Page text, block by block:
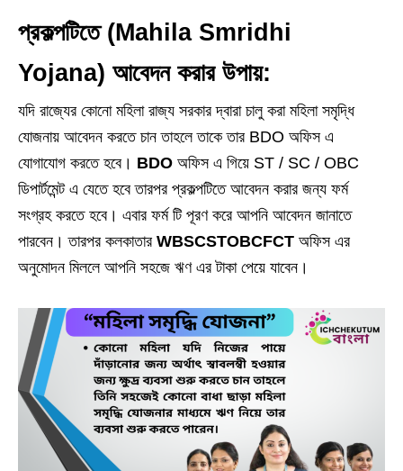
প্রকল্পটিতে (Mahila Smridhi
Yojana) আবেদন করার উপায়:
যদি রাজ্যের কোনো মহিলা রাজ্য সরকার দ্বারা চালু করা মহিলা সমৃদ্ধি
যোজনায় আবেদন করতে চান তাহলে তাকে তার BDO অফিস এ
যোগাযোগ করতে হবে। BDO অফিস এ গিয়ে ST / SC / OBC
ডিপার্টমেন্ট এ যেতে হবে তারপর প্রকল্পটিতে আবেদন করার জন্য ফর্ম
সংগ্রহ করতে হবে। এবার ফর্ম টি পূরণ করে আপনি আবেদন জানাতে
পারবেন। তারপর কলকাতার WBSCSTOBCFCT অফিস এর
অনুমোদন মিললে আপনি সহজে ঋণ এর টাকা পেয়ে যাবেন।